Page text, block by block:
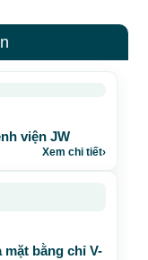
viện JW
Xem chi tiết›
bằng chỉ V-